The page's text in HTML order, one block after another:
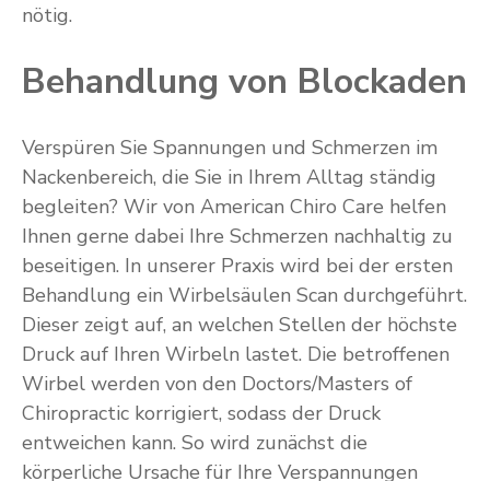
nötig.
Behandlung von Blockaden
Verspüren Sie Spannungen und Schmerzen im
Nackenbereich, die Sie in Ihrem Alltag ständig
begleiten? Wir von American Chiro Care helfen
Ihnen gerne dabei Ihre Schmerzen nachhaltig zu
beseitigen. In unserer Praxis wird bei der ersten
Behandlung ein Wirbelsäulen Scan durchgeführt.
Dieser zeigt auf, an welchen Stellen der höchste
Druck auf Ihren Wirbeln lastet. Die betroffenen
Wirbel werden von den Doctors/Masters of
Chiropractic korrigiert, sodass der Druck
entweichen kann. So wird zunächst die
körperliche Ursache für Ihre Verspannungen